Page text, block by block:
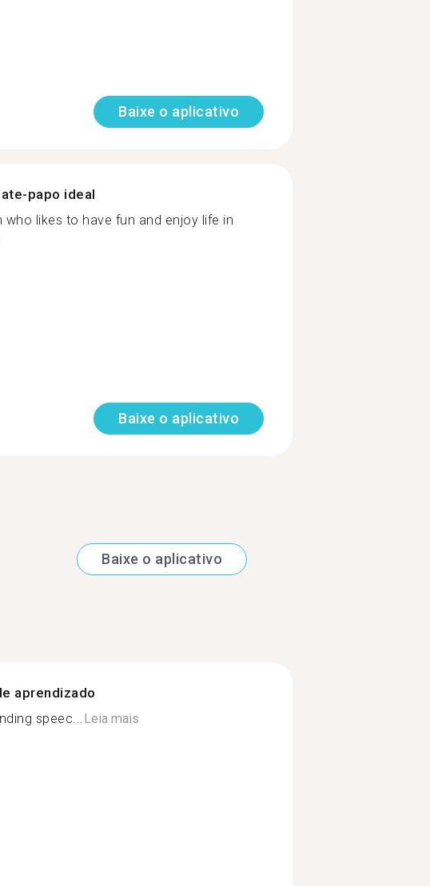
Baixe o aplicativo
papo ideal
who likes to have fun and enjoy life in
Baixe o aplicativo
Baixe o aplicativo
aprendizado
speec... Leia mais